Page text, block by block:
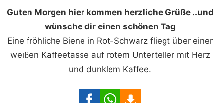
Guten Morgen hier kommen herzliche Grüße ..und
wünsche dir einen schönen Tag
Eine fröhliche Biene in Rot-Schwarz fliegt über einer
weißen Kaffeetasse auf rotem Unterteller mit Herz
und dunklem Kaffee.